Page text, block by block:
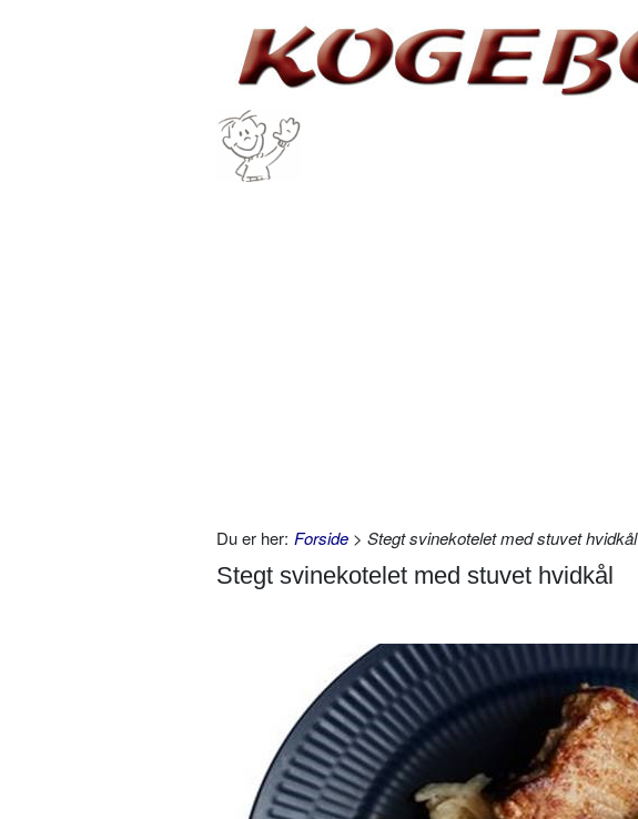
Du er her: Forside > Stegt svinekotelet med stuvet hvidkål
Stegt svinekotelet med stuvet hvidkål